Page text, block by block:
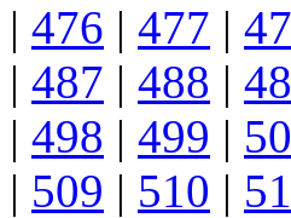
| 476 | 477 |
| 487 | 488 |
| 498 | 499 |
| 509 | 510 |